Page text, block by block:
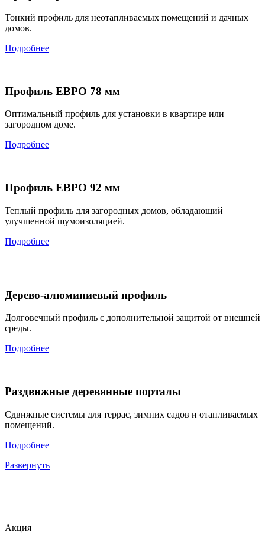
Тонкий профиль для неотапливаемых помещений и дачных
домов.
Подробнее
Профиль ЕВРО 78 мм
Оптимальный профиль для установки в квартире или
загородном доме.
Подробнее
Профиль ЕВРО 92 мм
Теплый профиль для загородных домов, обладающий
улучшенной шумоизоляцией.
Подробнее
Дерево-алюминиевый профиль
Долговечный профиль с дополнительной защитой от внешней
среды.
Подробнее
Раздвижные деревянные порталы
Сдвижные системы для террас, зимних садов и отапливаемых
помещений.
Подробнее
Развернуть
Акция